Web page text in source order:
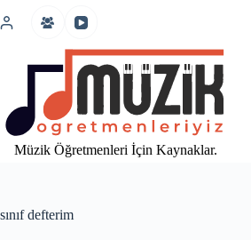
atla
Müzik Öğretmenleri İçin Kaynaklar.
sınıf defterim